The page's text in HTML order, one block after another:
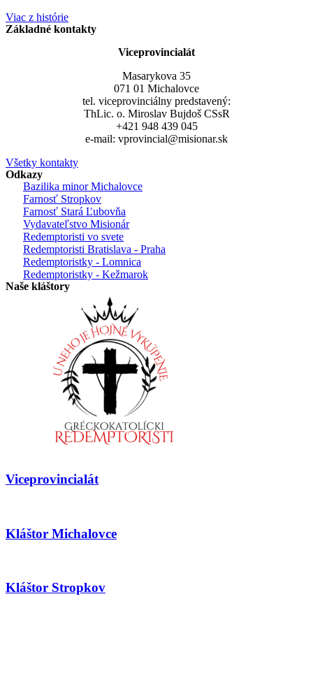
Viac z histórie
Základné kontakty
Viceprovincialát
Masarykova 35
071 01 Michalovce
tel. viceprovinciálny predstavený:
ThLic. o. Miroslav Bujdoš CSsR
+421 948 439 045
e-mail: vprovincial@misionar.sk
Všetky kontakty
Odkazy
Bazilika minor Michalovce
Farnosť Stropkov
Farnosť Stará Ľubovňa
Vydavateľstvo Misionár
Redemptoristi vo svete
Redemptoristi Bratislava - Praha
Redemptoristky - Lomnica
Redemptoristky - Kežmarok
Naše kláštory
Viceprovincialát
Kláštor Michalovce
Kláštor Stropkov